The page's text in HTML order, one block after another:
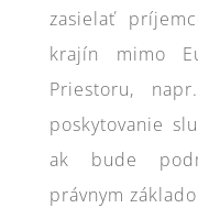
zasielať
krajín mimo
Priestoru,
poskytovanie
ak bude
právnym